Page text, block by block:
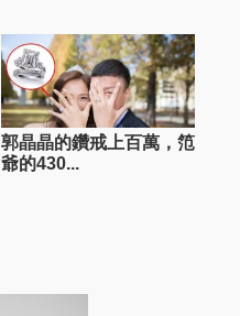
郭晶晶的鑽戒上百萬，笵
爺的430...